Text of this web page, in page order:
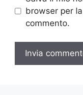
browser per
commento.